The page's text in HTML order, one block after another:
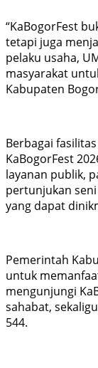
“KaBogorFest
tetapi juga
pelaku usaha,
masyarakat
Kabupaten
Berbagai
KaBogorFest
layanan publik,
pertunjukan
yang dapat
Pemerintah
untuk
mengunjungi
sahabat,
544.